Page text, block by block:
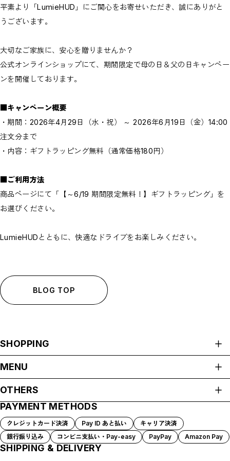
平素より「LumieHUD」にご関心をお寄せいただき、誠にありがと
うございます。
大切なご家族に、安心を贈りませんか？
公式オンラインショップにて、期間限定で母の日＆父の日キャンペー
ンを開催しております。
■キャンペーン概要
・期間：2026年4月29日（水・祝） ～ 2026年6月19日（金）14:00
注文分まで
・内容：ギフトラッピング無料（通常価格180円）
■ご利用方法
商品ページにて「【～6/19 期間限定無料！】ギフトラッピング」を
お選びください。
LumieHUDとともに、快適なドライブをお楽しみください。
BLOG TOP
SHOPPING
MENU
SHOP GUIDE
PAYMENT METHODS
BLOG
CONTACT
法人・団体様ご相談窓口
OTHERS
プライバシーポリシー
特定商取引法に基づく表記
LumieHUDブランドサイト
LumieHUDと、出かけよう。
moadoブランドサイト
PAYMENT METHODS
クレジットカード決済 Pay ID あと払い
キャリア決済
銀行振り込み
コンビニ支払い・Pay-easy PayPay Amazon Pay
SHIPPING & DELIVERY